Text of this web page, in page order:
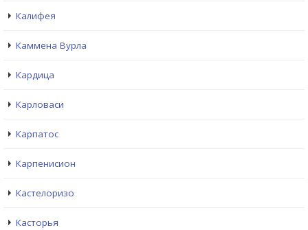
Калифея
Каммена Вурла
Кардица
Карловаси
Карпатос
Карпенисион
Кастелоризо
Касторья